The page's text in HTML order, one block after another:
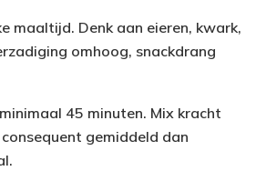
maaltijd. Denk aan eieren, kwark,
omhoog, snackdrang
45 minuten. Mix kracht
gemiddeld dan